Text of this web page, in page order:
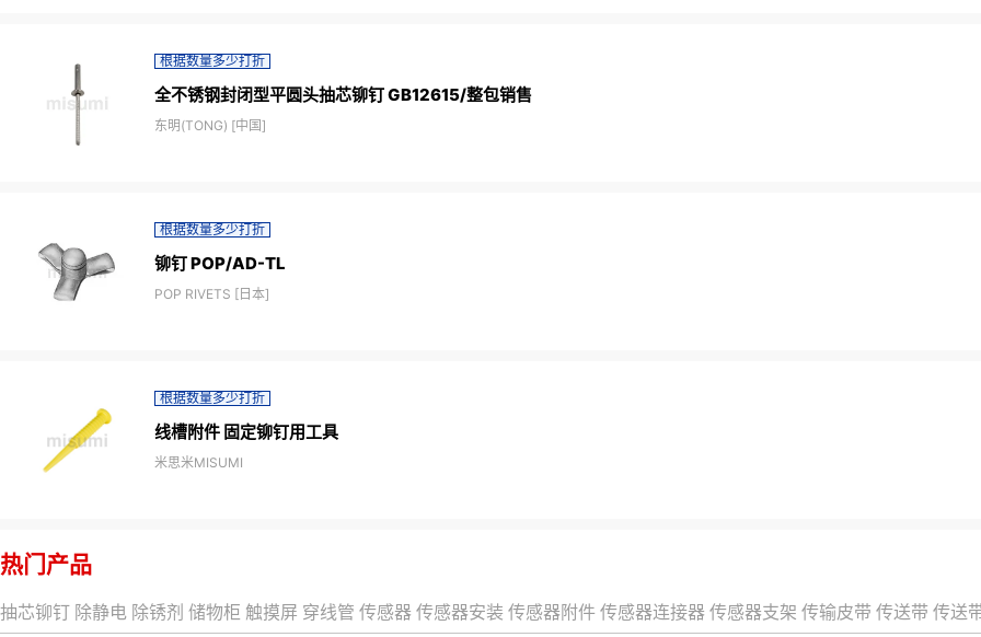
根据数量多少打折
全不锈钢封闭型平圆头抽芯铆钉 GB12615/整包销售
东明(TONG) [中国]
根据数量多少打折
铆钉 POP/AD-TL
POP RIVETS [日本]
根据数量多少打折
线槽附件 固定铆钉用工具
米思米MISUMI
热门产品
抽芯铆钉 除静电 除锈剂 储物柜 触摸屏 穿线管 传感器 传感器安装 传感器附件 传感器连接器 传感器支架 传输皮带 传送带 传送